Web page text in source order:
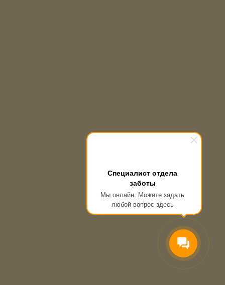
Специалист отдела
заботы
Мы онлайн. Можете задать
любой вопрос здесь